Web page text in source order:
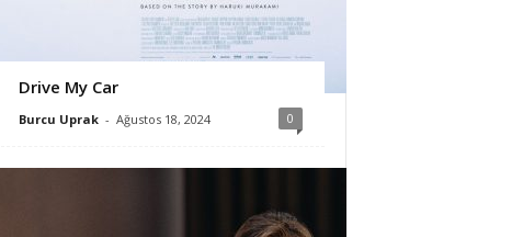
Drive My Car
Burcu Uprak - Ağustos 18, 2024 0